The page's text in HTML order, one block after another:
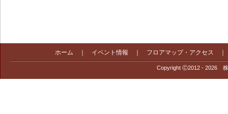
ホーム イベント情報 フロアマップ・アクセス
Copyright Ⓒ2012 - 2026 株